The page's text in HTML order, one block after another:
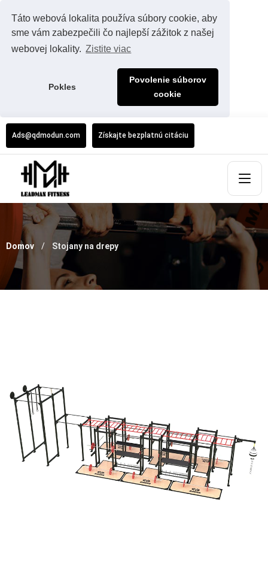
Táto webová lokalita používa súbory cookie, aby
sme vám zabezpečili čo najlepší zážitok z našej
webovej lokality. Zistite viac
Pokles
Povolenie súborov
cookie
Ads@qdmodun.com Získajte bezplatnú citáciu
Domov Stojany na drepy